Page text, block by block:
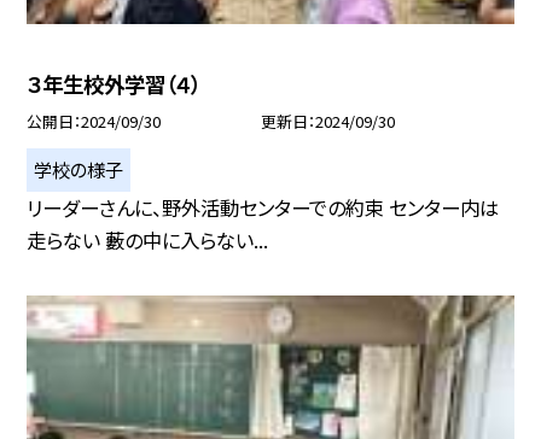
３年生校外学習（４）
公開日 2024/09/30 更新日 2024/09/30
学校の様子
リーダーさんに、野外活動センターでの約束 センター内は
走らない 藪の中に入らない...